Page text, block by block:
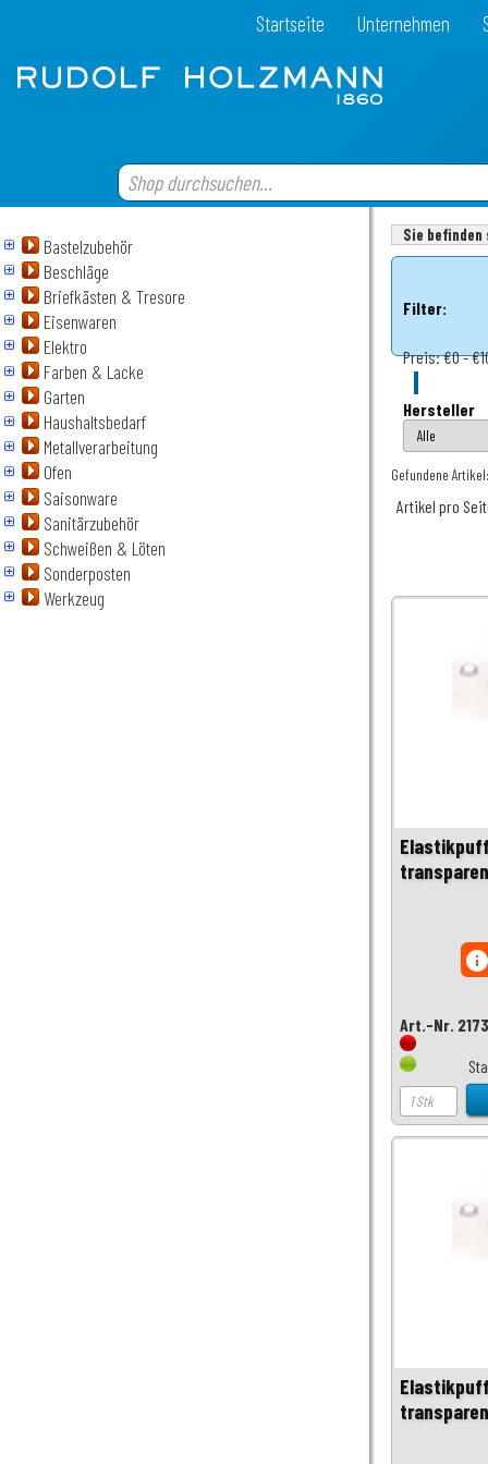
Startseite Unternehmen
Bastelzubehör
Beschläge
Briefkästen & Tresore
Eisenwaren
Elektro
Farben & Lacke
Garten
Haushaltsbedarf
Metallverarbeitung
Ofen
Saisonware
Sanitärzubehör
Schweißen & Löten
Sonderposten
Werkzeug
Sie
Filter:
Preis:€0 -
Hersteller
Gefundene Artikel:
Artikel pro
Art.-Nr.